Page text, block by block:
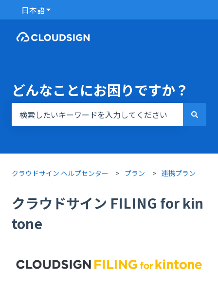
日本語翻訳のサブメニューを表示
どんなことにお困りですか？
クラウドサイン ヘルプセンター プラン 連携プラン
クラウドサイン FILING for kin
tone